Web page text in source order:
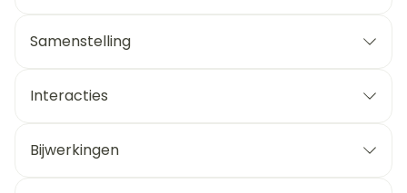
Samenstelling
Interacties
Bijwerkingen